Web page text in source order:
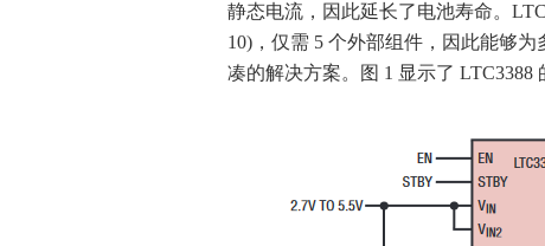
静态电流，因此延长了电池寿命。
10)，仅需 5 个外部组件，因此能够
凑的解决方案。图 1 显示了 LTC3388